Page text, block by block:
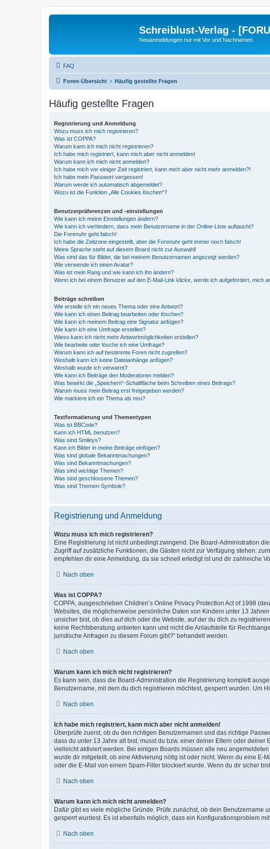
Schreiblust-Verlag -
Neuanmeldungen nur mit Vor und Nachnamen
FAQ
Foren-Übersicht Häufig gestellte Fragen
Häufig gestellte Fragen
Registrierung und Anmeldung
Wozu muss ich mich registrieren?
Was ist COPPA?
Warum kann ich mich nicht registrieren?
Ich habe mich registriert, kann mich aber nicht anmelden!
Warum kann ich mich nicht anmelden?
Ich habe mich vor einiger Zeit registriert, kann mich aber nicht mehr anmelden?!
Ich habe mein Passwort vergessen!
Warum werde ich automatisch abgemeldet?
Wozu ist die Funktion „Alle Cookies löschen“?
Benutzerpräferenzen und -einstellungen
Wie kann ich meine Einstellungen ändern?
Wie kann ich verhindern, dass mein Benutzername in der Online-Liste auftaucht?
Die Forenuhr geht falsch!
Ich habe die Zeitzone eingestellt, aber die Forenuhr geht immer noch falsch!
Meine Sprache steht auf diesem Board nicht zur Auswahl!
Was sind das für Bilder, die bei meinem Benutzernamen angezeigt werden?
Wie verwende ich einen Avatar?
Was ist mein Rang und wie kann ich ihn ändern?
Wenn ich bei einem Benutzer auf den E-Mail-Link klicke, werde ich aufgefordert, mich
Beiträge schreiben
Wie erstelle ich ein neues Thema oder eine Antwort?
Wie kann ich einen Beitrag bearbeiten oder löschen?
Wie kann ich meinem Beitrag eine Signatur anfügen?
Wie kann ich eine Umfrage erstellen?
Wieso kann ich nicht mehr Antwortmöglichkeiten erstellen?
Wie bearbeite oder lösche ich eine Umfrage?
Warum kann ich auf bestimmte Foren nicht zugreifen?
Weshalb kann ich keine Dateianhänge anfügen?
Weshalb wurde ich verwarnt?
Wie kann ich Beiträge den Moderatoren melden?
Was bewirkt die „Speichern“-Schaltfläche beim Schreiben eines Beitrags?
Warum muss mein Beitrag erst freigegeben werden?
Wie markiere ich ein Thema als neu?
Textformatierung und Thementypen
Was ist BBCode?
Kann ich HTML benutzen?
Was sind Smileys?
Kann ich Bilder in meine Beiträge einfügen?
Was sind globale Bekanntmachungen?
Was sind Bekanntmachungen?
Was sind wichtige Themen?
Was sind geschlossene Themen?
Was sind Themen-Symbole?
Registrierung und Anmeldung
Wozu muss ich mich registrieren?
Eine Registrierung ist nicht unbedingt zwingend. Die Board-Administration
Zugriff auf zusätzliche Funktionen, die Gästen nicht zur Verfügung stehen:
empfehlen dir eine Anmeldung, da sie schnell erledigt ist und dir zahlreiche
Nach oben
Was ist COPPA?
COPPA, ausgeschrieben Children’s Online Privacy Protection Act of 1998
Websites, die möglicherweise persönliche Daten von Kindern unter 13
unsicher bist, ob dies auf dich oder die Website, auf der du dich zu
keine Rechtsberatung anbieten kann und nicht die Anlaufstelle für
juristische Anfragen zu diesem Forum gibt?“ behandelt werden.
Nach oben
Warum kann ich mich nicht registrieren?
Es kann sein, dass die Board-Administration die Registrierung komplett
Benutzername, mit dem du dich registrieren möchtest, gesperrt wurden. Um
Nach oben
Ich habe mich registriert, kann mich aber nicht anmelden!
Überprüfe zuerst, ob du den richtigen Benutzernamen und das richtige
dass du unter 13 Jahre alt bist, musst du bzw. einer deiner Eltern oder
vielleicht aktiviert werden. Bei einigen Boards müssen alle neu
wurde dir mitgeteilt, ob eine Aktivierung nötig ist oder nicht. Wenn du eine
oder die E-Mail von einem Spam-Filter blockiert wurde. Wenn du dir sicher
Nach oben
Warum kann ich mich nicht anmelden?
Dafür gibt es viele mögliche Gründe. Prüfe zunächst, ob dein
gesperrt wurdest. Es ist ebenfalls möglich, dass ein Konfigurationsproblem
Nach oben